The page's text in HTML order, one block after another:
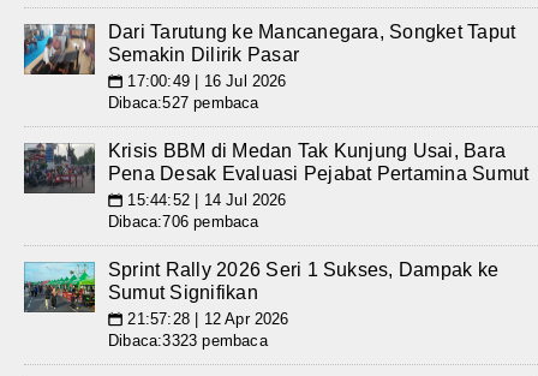
Dari Tarutung ke Mancanegara, Songket Taput
Semakin Dilirik Pasar
📅 17:00:49 | 16 Jul 2026
Dibaca:527 pembaca
Krisis BBM di Medan Tak Kunjung Usai, Bara
Pena Desak Evaluasi Pejabat Pertamina Sumut
📅 15:44:52 | 14 Jul 2026
Dibaca:706 pembaca
Sprint Rally 2026 Seri 1 Sukses, Dampak ke
Sumut Signifikan
📅 21:57:28 | 12 Apr 2026
Dibaca:3323 pembaca